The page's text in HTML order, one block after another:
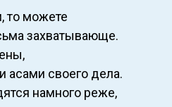
то можете
захватывающе.
асами своего дела.
намного реже,